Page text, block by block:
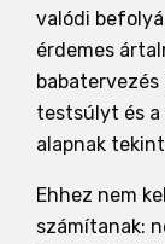
valódi
érdemes
babatervezés
testsúlyt és a
alapnak
Ehhez nem
számítanak: